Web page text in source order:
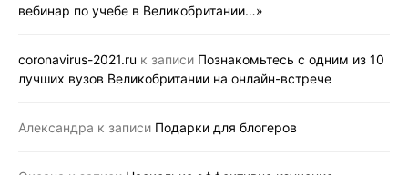
вебинар по учебе в Великобритании…»
coronavirus-2021.ru к записи Познакомьтесь с одним из 10
лучших вузов Великобритании на онлайн-встрече
Александра к записи Подарки для блогеров